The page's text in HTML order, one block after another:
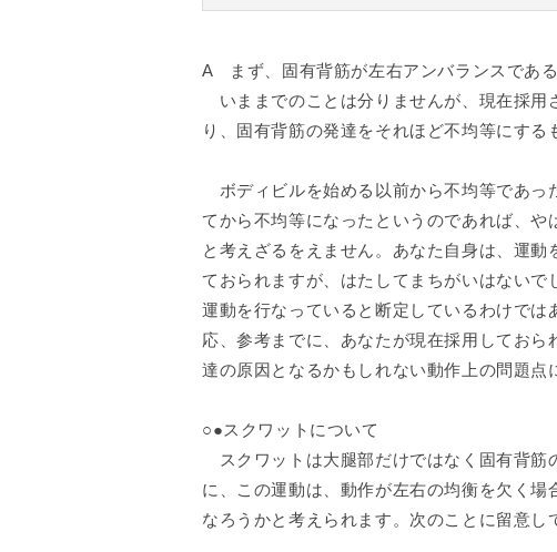
A まず、固有背筋が左右アンバランスであ
いままでのことは分りませんが、現在採用
り、固有背筋の発達をそれほど不均等にする
ボディビルを始める以前から不均等であっ
てから不均等になったというのであれば、
と考えざるをえません。あなた自身は、運
ておられますが、はたしてまちがいはない
運動を行なっていると断定しているわけで
応、参考までに、あなたが現在採用してお
達の原因となるかもしれない動作上の問題点
○●スクワットについて
スクワットは大腿部だけではなく固有背筋
に、この運動は、動作が左右の均衡を欠く
なろうかと考えられます。次のことに留意し